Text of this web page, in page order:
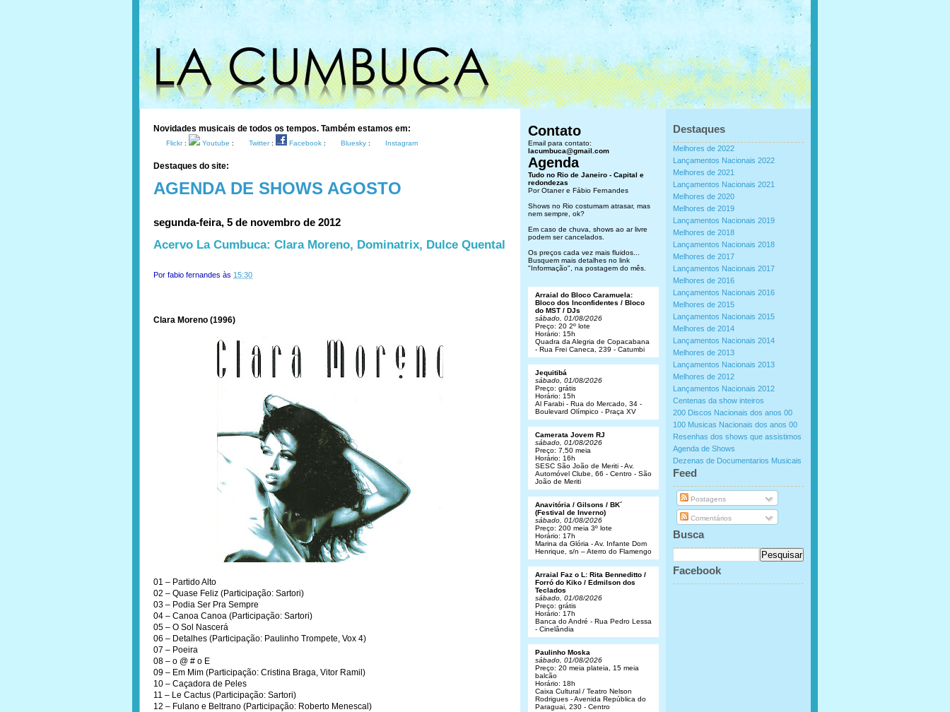
Novidades musicais de todos os tempos. Também estamos em:
Flickr: Youtube : Twitter: Facebook : Bluesky : Instagram
Destaques do site:
AGENDA DE SHOWS AGOSTO
segunda-feira, 5 de novembro de 2012
Acervo La Cumbuca: Clara Moreno, Dominatrix, Dulce Quental
Por fabio fernandes às 15:30
Clara Moreno (1996)
01 – Partido Alto
02 – Quase Feliz (Participação: Sartori)
03 – Podia Ser Pra Sempre
04 – Canoa Canoa (Participação: Sartori)
05 – O Sol Nascerá
06 – Detalhes (Participação: Paulinho Trompete, Vox 4)
07 – Poeira
08 – o @ # o E
09 – Em Mim (Participação: Cristina Braga, Vitor Ramil)
10 – Caçadora de Peles
11 – Le Cactus (Participação: Sartori)
12 – Fulano e Beltrano (Participação: Roberto Menescal)
Destaques
Melhores de 2022
Lançamentos Nacionais 2022
Melhores de 2021
Lançamentos Nacionais 2021
Melhores de 2020
Melhores de 2019
Lançamentos Nacionais 2019
Melhores de 2018
Lançamentos Nacionais 2018
Melhores de 2017
Lançamentos Nacionais 2017
Melhores de 2016
Lançamentos Nacionais 2016
Melhores de 2015
Lançamentos Nacionais 2015
Melhores de 2014
Lançamentos Nacionais 2014
Melhores de 2013
Lançamentos Nacionais 2013
Melhores de 2012
Lançamentos Nacionais 2012
Centenas da show inteiros
200 Discos Nacionais dos anos 00
100 Musicas Nacionais dos anos 00
Resenhas dos shows que assistimos
Agenda de Shows
Dezenas de Documentarios Musicais
Feed
Postagens
Comentários
Busca
Facebook
Contato
Email para contato:
lacumbuca@gmail.com
Agenda
Tudo no Rio de Janeiro - Capital e
redondezas
Por Otaner e Fábio Fernandes
Shows no Rio costumam atrasar, mas
nem sempre, ok?
Em caso de chuva, shows ao ar livre
podem ser cancelados.
Os preços cada vez mais fluidos...
Busquem mais detalhes no link
"Informação", na postagem do mês.
Arraial do Bloco Caramuela:
Bloco dos Inconfidentes / Bloco
do MST / DJs
sábado, 01/08/2026
Preço: 20 2º lote
Horário: 15h
Quadra da Alegria de Copacabana
- Rua Frei Caneca, 239 - Catumbi
Jequitibá
sábado, 01/08/2026
Preço: grátis
Horário: 15h
Al Farabi - Rua do Mercado, 34 -
Boulevard Olímpico - Praça XV
Camerata Jovem RJ
sábado, 01/08/2026
Preço: 7,50 meia
Horário: 16h
SESC São João de Meriti - Av.
Automóvel Clube, 66 - Centro - São
João de Meriti
Anavitória / Gilsons / BK´
(Festival de Inverno)
sábado, 01/08/2026
Preço: 200 meia 3º lote
Horário: 17h
Marina da Glória - Av. Infante Dom
Henrique, s/n – Aterro do Flamengo
Arraial Faz o L: Rita Benneditto /
Forró do Kiko / Edmilson dos
Teclados
sábado, 01/08/2026
Preço: grátis
Horário: 17h
Banca do André - Rua Pedro Lessa
- Cinelândia
Paulinho Moska
sábado, 01/08/2026
Preço: 20 meia plateia, 15 meia
balcão
Horário: 18h
Caixa Cultural / Teatro Nelson
Rodrigues - Avenida República do
Paraguai, 230 - Centro